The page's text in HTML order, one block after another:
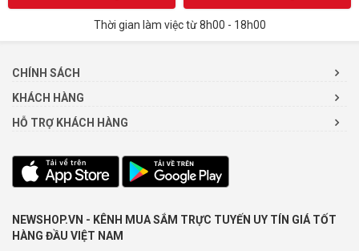
Thời gian làm việc từ 8h00 - 18h00
CHÍNH SÁCH
KHÁCH HÀNG
HỖ TRỢ KHÁCH HÀNG
NEWSHOP.VN - KÊNH MUA SẮM TRỰC TUYẾN UY TÍN GIÁ TỐT
HÀNG ĐẦU VIỆT NAM